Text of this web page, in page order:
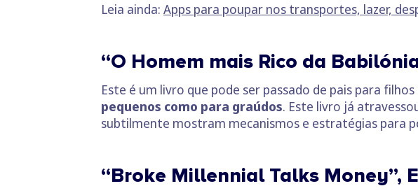
Leia ainda: Apps para poupar nos transportes, lazer,
“O Homem mais Rico da
Este é um livro que pode ser passado de pais para
pequenos como para graúdos. Este livro já
subtilmente mostram mecanismos e estratégias para
“Broke Millennial Talks Money”,